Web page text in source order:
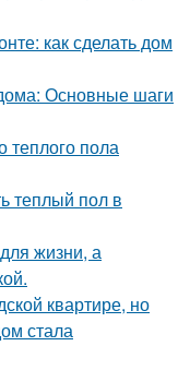
как сделать дом
Основные шаги
теплого пола
теплый пол в
жизни, а
квартире, но
стала